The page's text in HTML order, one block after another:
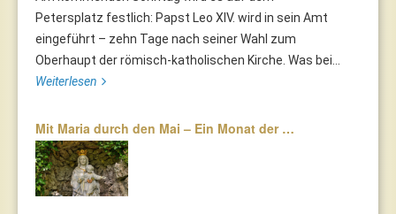
Petersplatz festlich: Papst Leo XIV. wird in sein Amt
eingeführt – zehn Tage nach seiner Wahl zum
Oberhaupt der römisch-katholischen Kirche. Was bei...
Weiterlesen
Mit Maria durch den Mai – Ein Monat der …